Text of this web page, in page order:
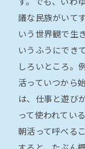
議な民族がいて
いう世界観で生
いうふうにでき
しろいところ。
活っていつから
は、仕事と遊び
って使われてい
朝活って呼べる